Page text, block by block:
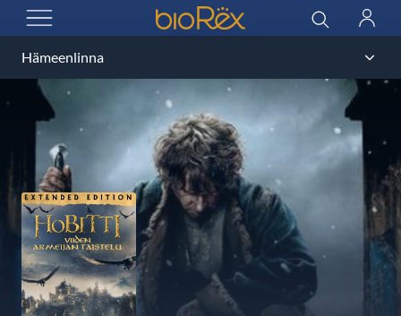
AVAA VALIKKO
BioRex Cinemas Haku